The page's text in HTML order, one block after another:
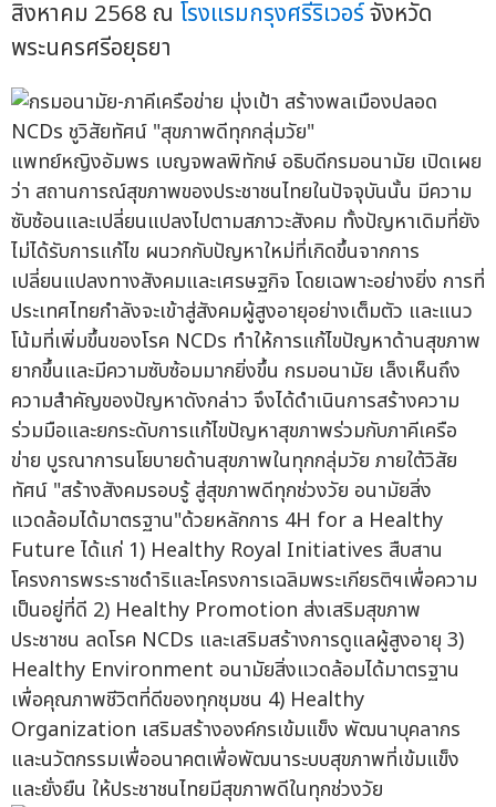
สิงหาคม 2568 ณ โรงแรมกรุงศรีริเวอร์จังหวัด
พระนครศรีอยุธยา
แพทย์หญิงอัมพร เบญจพลพิทักษ์ อธิบดีกรมอนามัย เปิดเผย
ว่า สถานการณ์สุขภาพของประชาชนไทยในปัจจุบันนั้น มีความ
ซับซ้อนและเปลี่ยนแปลงไปตามสภาวะสังคม ทั้งปัญหาเดิมที่ยัง
ไม่ได้รับการแก้ไข ผนวกกับปัญหาใหม่ที่เกิดขึ้นจากการ
เปลี่ยนแปลงทางสังคมและเศรษฐกิจ โดยเฉพาะอย่างยิ่ง การที่
ประเทศไทยกำลังจะเข้าสู่สังคมผู้สูงอายุอย่างเต็มตัว และแนว
โน้มที่เพิ่มขึ้นของโรค NCDs ทำให้การแก้ไขปัญหาด้านสุขภาพ
ยากขึ้นและมีความซับซ้อมมากยิ่งขึ้น กรมอนามัย เล็งเห็นถึง
ความสำคัญของปัญหาดังกล่าว จึงได้ดำเนินการสร้างความ
ร่วมมือและยกระดับการแก้ไขปัญหาสุขภาพร่วมกับภาคีเครือ
ข่าย บูรณาการนโยบายด้านสุขภาพในทุกกลุ่มวัย ภายใต้วิสัย
ทัศน์ "สร้างสังคมรอบรู้ สู่สุขภาพดีทุกช่วงวัย อนามัยสิ่ง
แวดล้อมได้มาตรฐาน"ด้วยหลักการ 4H for a Healthy
Future ได้แก่ 1) Healthy Royal Initiatives สืบสาน
โครงการพระราชดำริและโครงการเฉลิมพระเกียรติฯเพื่อความ
เป็นอยู่ที่ดี 2) Healthy Promotion ส่งเสริมสุขภาพ
ประชาชน ลดโรค NCDs และเสริมสร้างการดูแลผู้สูงอายุ 3)
Healthy Environment อนามัยสิ่งแวดล้อมได้มาตรฐาน
เพื่อคุณภาพชีวิตที่ดีของทุกชุมชน 4) Healthy
Organization เสริมสร้างองค์กรเข้มแข็ง พัฒนาบุคลากร
และนวัตกรรมเพื่ออนาคตเพื่อพัฒนาระบบสุขภาพที่เข้มแข็ง
และยั่งยืน ให้ประชาชนไทยมีสุขภาพดีในทุกช่วงวัย